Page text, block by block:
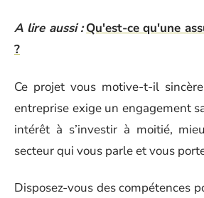
A lire aussi : Qu'est-ce qu'une
?
Ce projet vous motive-t-il
entreprise exige un engagement
intérêt à s’investir à moitié,
secteur qui vous parle et vous
Disposez-vous des compétences